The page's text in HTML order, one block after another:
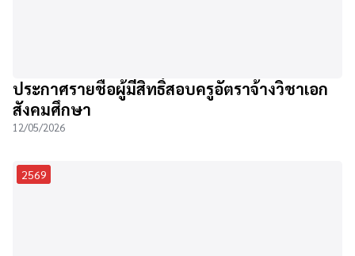
ประกาศรายชื่อผู้มีสิทธิ์สอบครูอัตราจ้างวิชาเอก
สังคมศึกษา
12/05/2026
2569